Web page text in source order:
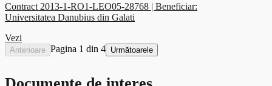
Contract 2013-1-RO1-LEO05-28768 | Beneficiar:
Universitatea Danubius din Galati
Vezi
Anterioare Pagina 1 din 4 Următoarele